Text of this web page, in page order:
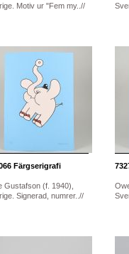
Motiv ur "Fem my..//
Färgserigrafi
Gustafson (f. 1940),
Signerad, numrer..//